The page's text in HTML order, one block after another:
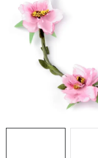
KONTAKTY
Jak nakupovat
Hodnocení obchodu
GDPR + cookies